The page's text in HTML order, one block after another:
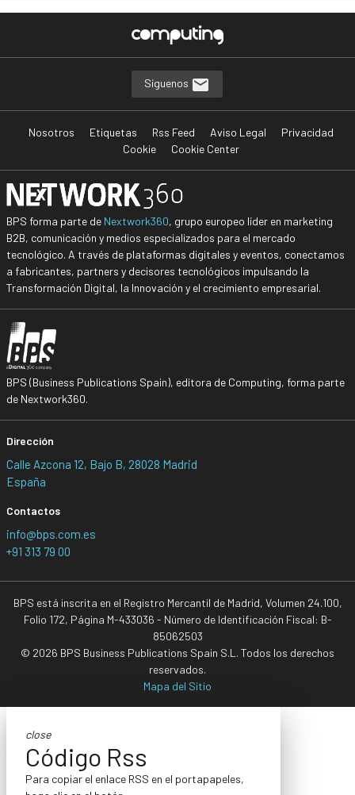
Síguenos
Nosotros Etiquetas Rss Feed Aviso Legal
Privacidad
Cookie
Cookie Center
BPS forma parte de Nextwork360, grupo europeo líder en marketing
B2B, comunicación y medios especializados para el mercado
tecnológico. A través de plataformas digitales y eventos, conectamos
a fabricantes, partners y decisores tecnológicos impulsando la
Transformación Digital, la Innovación y el crecimiento empresarial.
BPS (Business Publications Spain), editora de Computing, forma parte
de Nextwork360.
Dirección
Calle Azcona 12, Bajo B, 28028 Madrid
España
Contactos
info@bps.com.es
+91 313 79 00
BPS está inscrita en el Registro Mercantil de Madrid, Volumen 24.100,
Folio 172, Página M-433036 - Número de Identificación Fiscal: B-
85062503
© 2026 BPS Business Publications Spain S.L. Todos los derechos
reservados.
Mapa del Sitio
close
Código Rss
Para copiar el enlace RSS en el portapapeles,